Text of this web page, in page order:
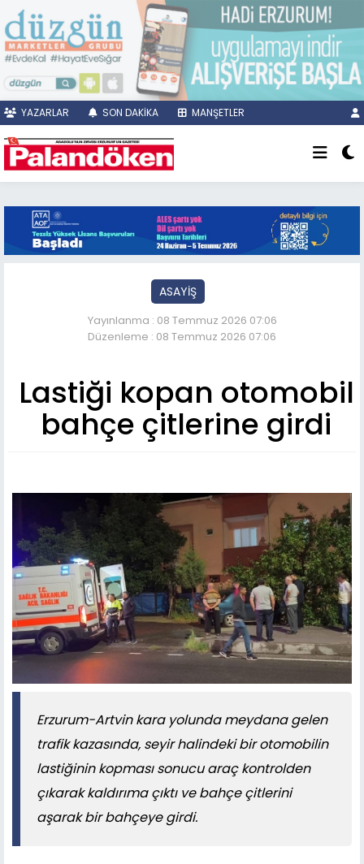
YAZARLAR SON DAKİKA MANŞETLER
ASAYİŞ
Yayınlanma : 08 Temmuz 2026 07:06
Düzenleme : 08 Temmuz 2026 07:06
Lastiği kopan otomobil
bahçe çitlerine girdi
Erzurum-Artvin kara yolunda meydana gelen
trafik kazasında, seyir halindeki bir otomobilin
lastiğinin kopması sonucu araç kontrolden
çıkarak kaldırıma çıktı ve bahçe çitlerini
aşarak bir bahçeye girdi.